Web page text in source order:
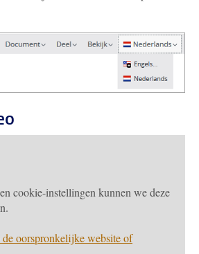
cookie-instellingen kunnen we deze
oorspronkelijke website of